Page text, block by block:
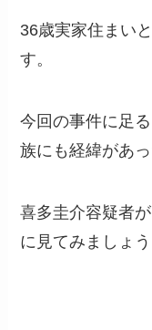
36歳実家住まい
す。
今回の事件に足
族にも経緯があ
喜多圭介容疑者
に見てみましょう